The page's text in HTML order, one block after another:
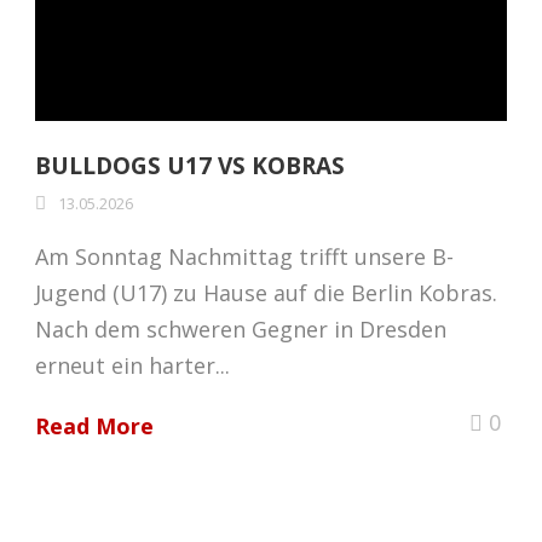
BULLDOGS U17 VS KOBRAS
13.05.2026
Am Sonntag Nachmittag trifft unsere B-
Jugend (U17) zu Hause auf die Berlin Kobras.
Nach dem schweren Gegner in Dresden
erneut ein harter...
Read More 0